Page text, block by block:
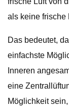
als keine frische
Das bedeutet,
einfachste
Inneren
eine
Möglichkeit